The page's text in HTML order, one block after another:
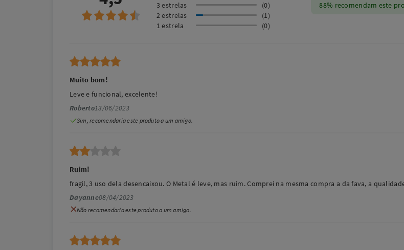
3 estrelas
(0)
2 estrelas
(1)
1 estrela
(0)
88% recomendam este
Muito bom!
Leve e funcional, excelente!
Roberto13/06/2023
Sim, recomendaria este produto a um amigo.
Ruim!
fragil, 3 uso dela desencaixou. O Metal é leve, mas ruim. Comprei na mesma compra a da fava, a
Dayanne08/04/2023
Não recomendaria este produto a um amigo.